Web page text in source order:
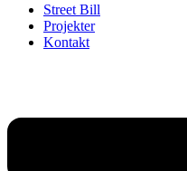
Street Bill
Projekter
Kontakt